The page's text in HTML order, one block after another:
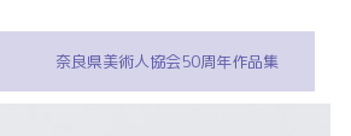
奈良県美術人協会50周年作品集